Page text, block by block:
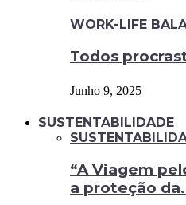
WORK-LIFE
Todos
Junho 9, 2025
SUSTENTABILIDADE
“A Viagem
a proteção